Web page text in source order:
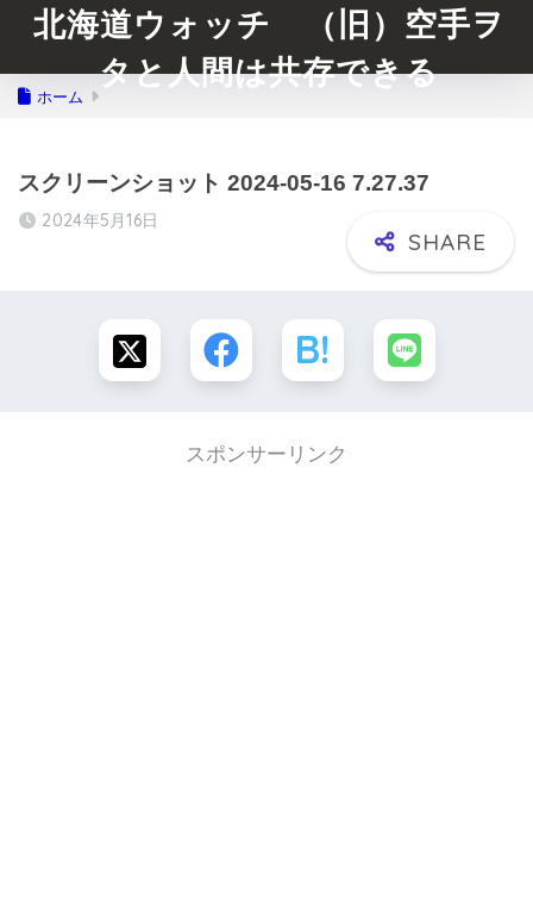
北海道ウォッチ （旧）空手ヲ
タと人間は共存できる
ホーム
スクリーンショット 2024-05-16 7.27.37
2024年5月16日
スポンサーリンク